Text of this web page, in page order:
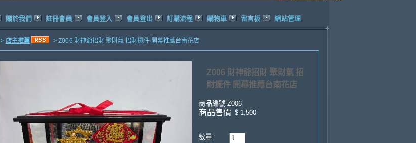
關於我們 註冊會員 會員登入 會員登出 訂購流程 購物車 留言板 網站管理
> 店主推薦 > Z006 財神爺招財 聚財氣 招財擺件 開幕推薦台南花店
Z006 財神爺招財 聚財氣 招
財擺件 開幕推薦台南花店
商品編號 Z006
商品售價 $ 1,500
數量: